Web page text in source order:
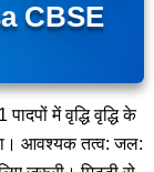
CBSE
में वृद्धि वृद्धि के
आवश्यक तत्व: जल: